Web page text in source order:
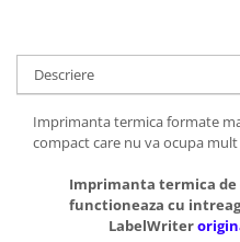
Descriere
Imprimanta termica formate
compact care nu va ocupa
Imprimanta termica
functioneaza cu
LabelWriter